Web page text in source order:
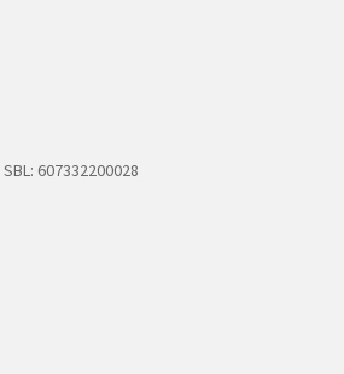
607332200028